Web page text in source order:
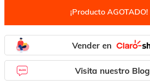
¡Producto AGOTADO!
Vender en
Visita nuestro Blog